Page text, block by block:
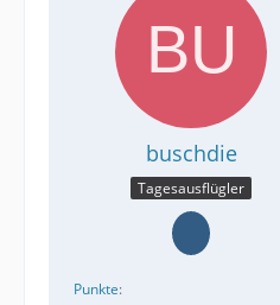
buschdie
Tagesausflügler
Punkte